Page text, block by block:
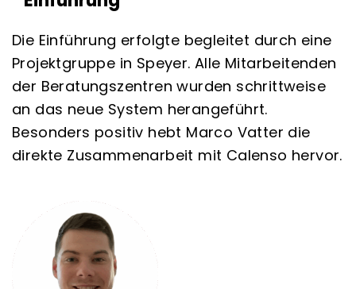
Die Einführung erfolgte begleitet durch eine
Projektgruppe in Speyer. Alle Mitarbeitenden
der Beratungszentren wurden schrittweise
an das neue System herangeführt.
Besonders positiv hebt Marco Vatter die
direkte Zusammenarbeit mit Calenso hervor.